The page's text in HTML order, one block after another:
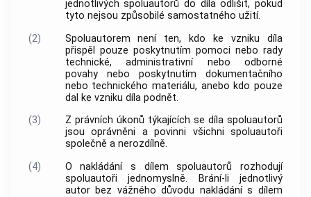
jednotlivých spoluautorů do díla odlišit, pokud
tyto nejsou způsobilé samostatného užití.
(2)
Spoluautorem není ten, kdo ke vzniku díla
přispěl pouze poskytnutím pomoci nebo rady
technické, administrativní nebo odborné
povahy nebo poskytnutím dokumentačního
nebo technického materiálu, anebo kdo pouze
dal ke vzniku díla podnět.
(3)
Z právních úkonů týkajících se díla spoluautorů
jsou oprávněni a povinni všichni spoluautoři
společně a nerozdílně.
(4)
O nakládání s dílem spoluautorů rozhodují
spoluautoři jednomyslně. Brání-li jednotlivý
autorbez vážného důvodu nakládání s dílem